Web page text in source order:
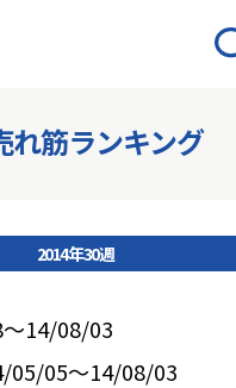
れ筋ランキング
2014年30週
14/08/03
05/05～14/08/03